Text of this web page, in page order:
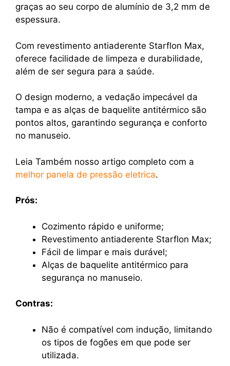
graças ao seu corpo de alumínio de 3,2 mm de
espessura.
Com revestimento antiaderente Starflon Max,
oferece facilidade de limpeza e durabilidade,
além de ser segura para a saúde.
O design moderno, a vedação impecável da
tampa e as alças de baquelite antitérmico são
pontos altos, garantindo segurança e conforto
no manuseio.
Leia Também nosso artigo completo com a
melhor panela de pressão eletrica.
Prós:
Cozimento rápido e uniforme;
Revestimento antiaderente Starflon Max;
Fácil de limpar e mais durável;
Alças de baquelite antitérmico para
segurança no manuseio.
Contras:
Não é compatível com indução, limitando
os tipos de fogões em que pode ser
utilizada.